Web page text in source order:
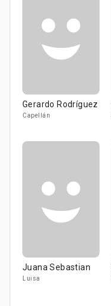
Gerardo Rodríguez
Capellán
Juana Sebastian
Luisa